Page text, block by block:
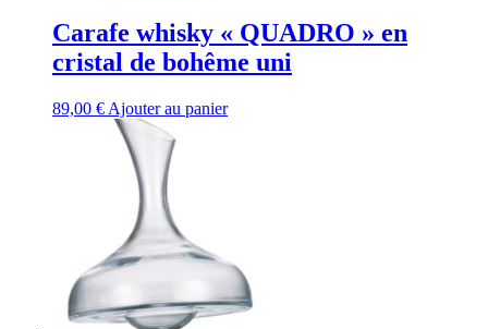
Carafe whisky « QUADRO » en
cristal de bohême uni
89,00 € Ajouter au panier